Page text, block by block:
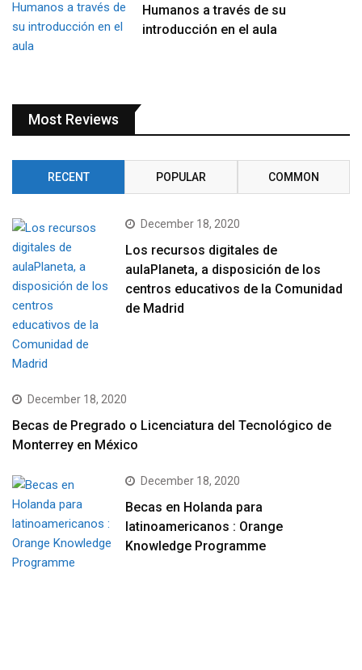
Humanos a través de su
introducción en el aula
Most Reviews
RECENT POPULAR COMMON
December 18, 2020
Los recursos digitales de
aulaPlaneta, a disposición de los
centros educativos de la Comunidad
de Madrid
December 18, 2020
Becas de Pregrado o Licenciatura del Tecnológico de
Monterrey en México
December 18, 2020
Becas en Holanda para
latinoamericanos : Orange
Knowledge Programme